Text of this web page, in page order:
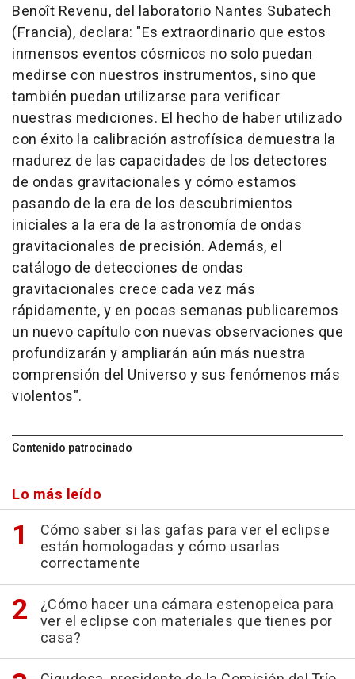
Benoît Revenu, del laboratorio Nantes Subatech
(Francia), declara: "Es extraordinario que estos
inmensos eventos cósmicos no solo puedan
medirse con nuestros instrumentos, sino que
también puedan utilizarse para verificar
nuestras mediciones. El hecho de haber utilizado
con éxito la calibración astrofísica demuestra la
madurez de las capacidades de los detectores
de ondas gravitacionales y cómo estamos
pasando de la era de los descubrimientos
iniciales a la era de la astronomía de ondas
gravitacionales de precisión. Además, el
catálogo de detecciones de ondas
gravitacionales crece cada vez más
rápidamente, y en pocas semanas publicaremos
un nuevo capítulo con nuevas observaciones que
profundizarán y ampliarán aún más nuestra
comprensión del Universo y sus fenómenos más
violentos".
Contenido patrocinado
Lo más leído
Cómo saber si las gafas para ver el eclipse
están homologadas y cómo usarlas
correctamente
¿Cómo hacer una cámara estenopeica para
ver el eclipse con materiales que tienes por
casa?